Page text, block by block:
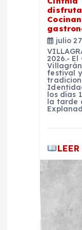
julio
2026.-
festival
los días
la tarde